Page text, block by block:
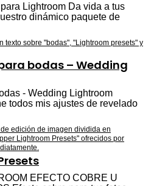
Lightroom Da vida a tus
dinámico paquete de
bodas – Wedding
- Wedding Lightroom
todos mis ajustes de revelado
EFECTO COBRE U